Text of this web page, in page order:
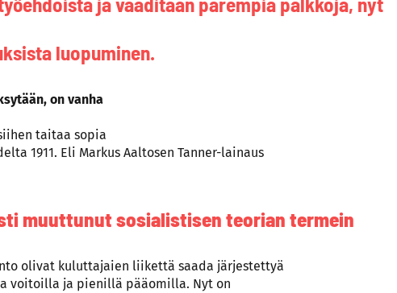
luopuminen.
on vanha
taitaa sopia
1911. Eli Markus Aaltosen Tanner-lainaus
muuttunut sosialistisen teorian termein
olivat kuluttajaien liikettä saada järjestettyä
voitoilla ja pienillä pääomilla. Nyt on